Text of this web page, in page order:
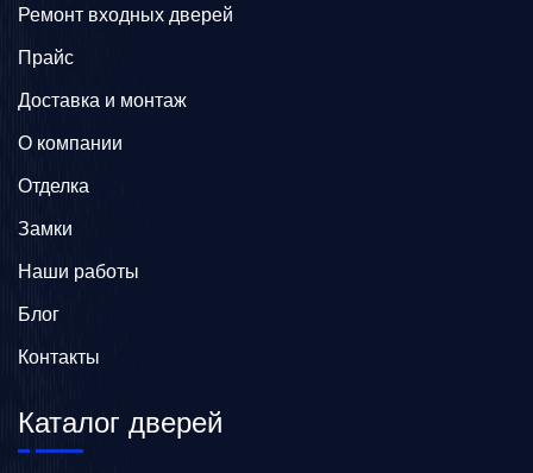
Ремонт входных дверей
Прайс
Доставка и монтаж
О компании
Отделка
Замки
Наши работы
Блог
Контакты
Каталог дверей